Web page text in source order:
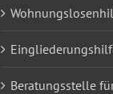
Beratungsstelle